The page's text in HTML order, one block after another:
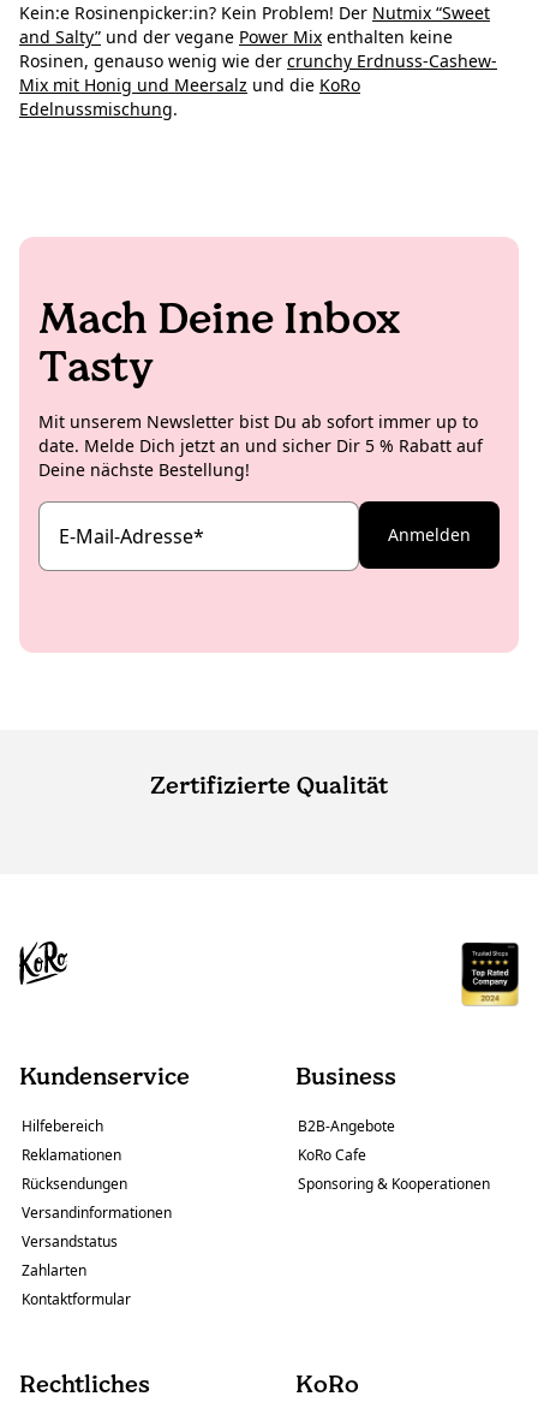
Kein:e Rosinenpicker:in? Kein Problem! Der Nutmix “Sweet
and Salty” und der vegane Power Mix enthalten keine
Rosinen, genauso wenig wie der crunchy Erdnuss-Cashew-
Mix mit Honig und Meersalz und die KoRo
Edelnussmischung.
Mach Deine Inbox
Tasty
Mit unserem Newsletter bist Du ab sofort immer up to
date. Melde Dich jetzt an und sicher Dir 5 % Rabatt auf
Deine nächste Bestellung!
E-Mail-Adresse* Anmelden
Zertifizierte Qualität
Kundenservice
Hilfebereich
Reklamationen
Rücksendungen
Versandinformationen
Versandstatus
Zahlarten
Kontaktformular
Business
B2B-Angebote
KoRo Cafe
Sponsoring & Kooperationen
Rechtliches KoRo